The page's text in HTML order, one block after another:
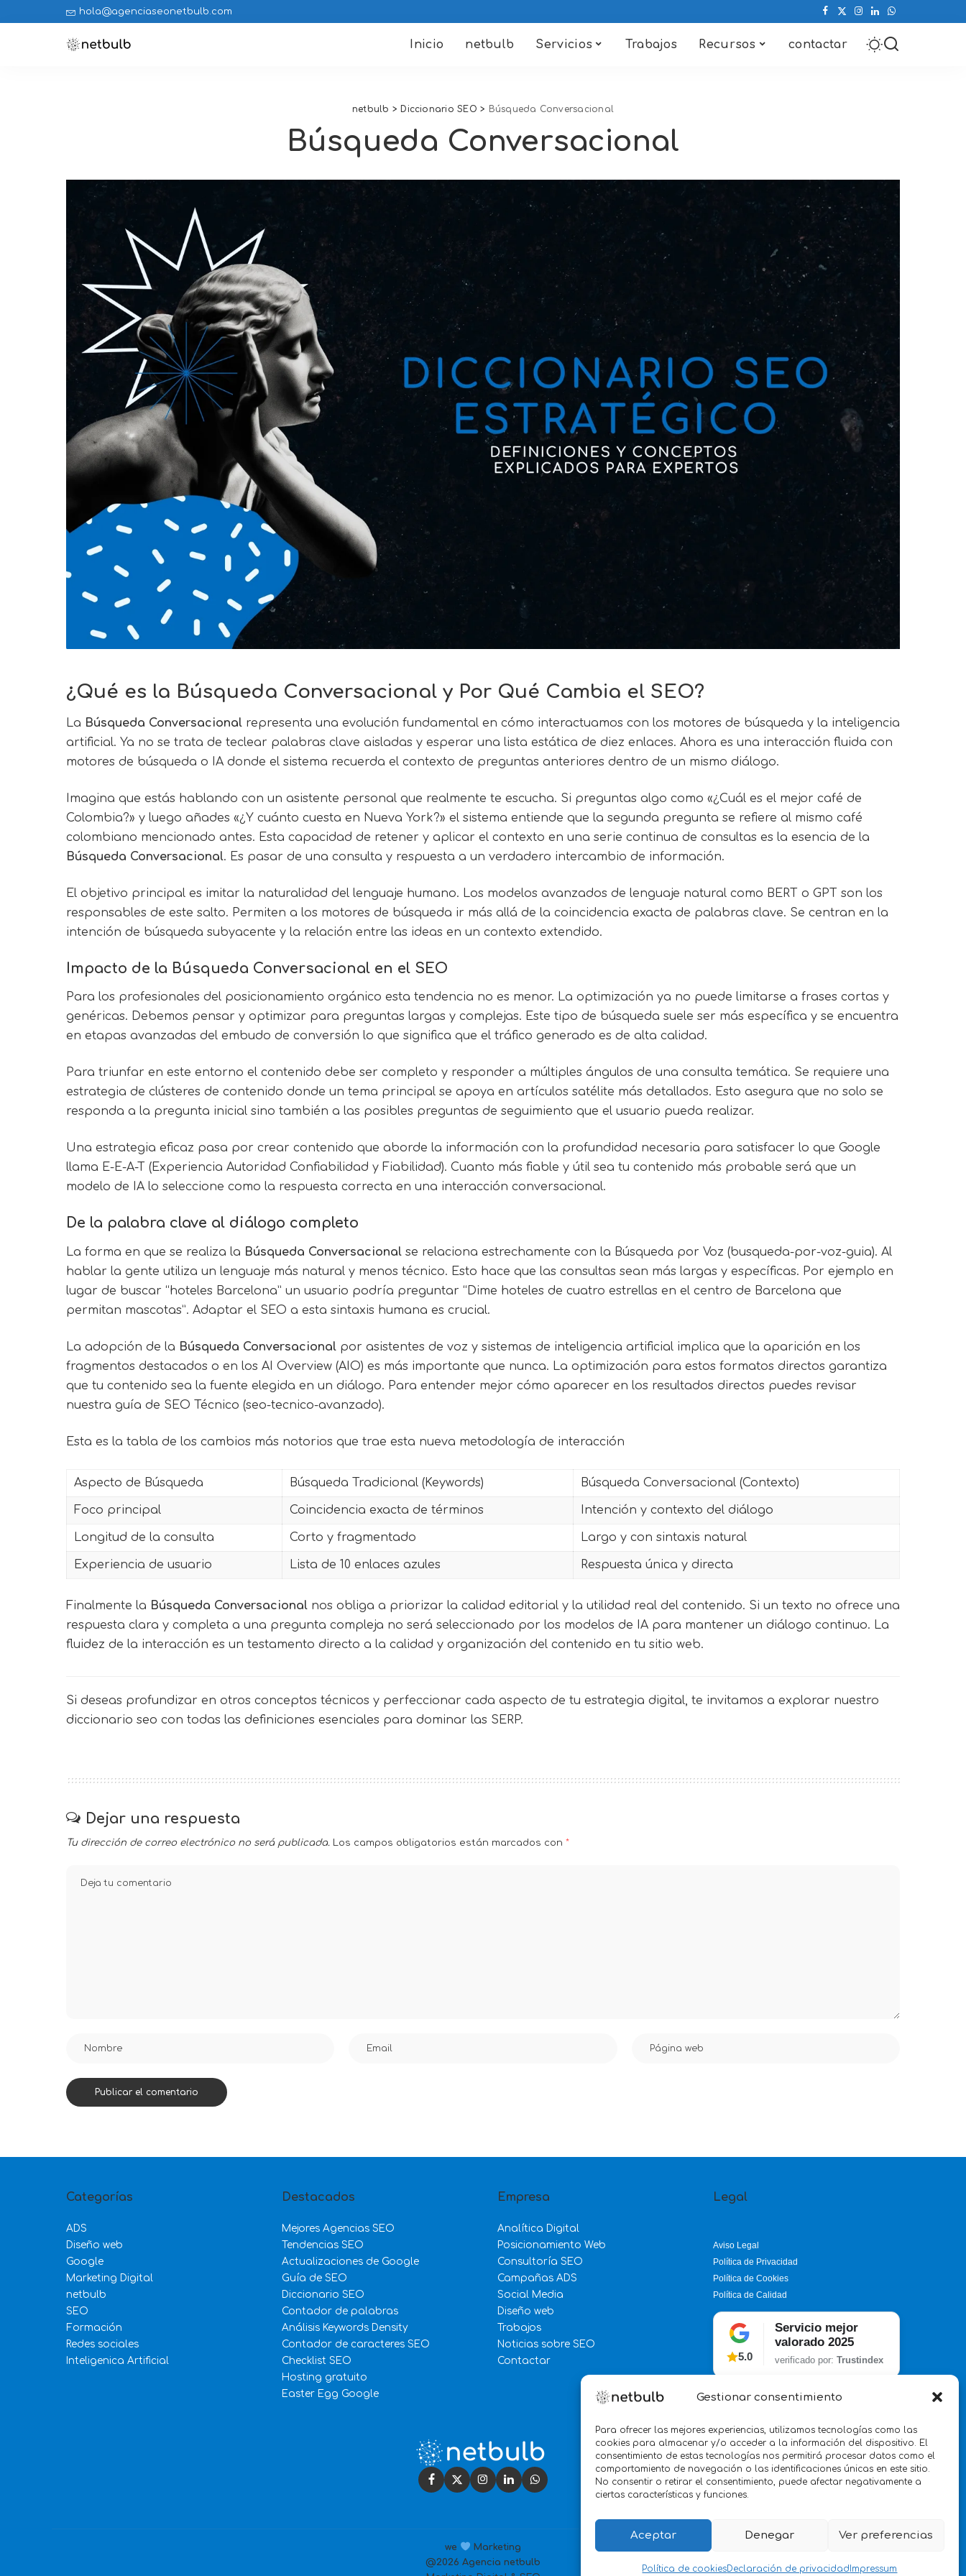
Gestionar consentimiento
Para ofrecer las mejores experiencias, utilizamos tecnologías como las
cookies para almacenar y/o acceder a la información del dispositivo. El
consentimiento de estas tecnologías nos permitirá procesar datos como el
comportamiento de navegación o las identificaciones únicas en este sitio.
No consentir o retirar el consentimiento, puede afectar negativamente a
ciertas características y funciones.
Aceptar Denegar Ver preferencias
Política de cookiesDeclaración de privacidadImpressum
hola@agenciaseonetbulb.com
Inicio netbulb Servicios Trabajos Recursos contactar
netbulb > Diccionario SEO > Búsqueda Conversacional
Búsqueda Conversacional
¿Qué es la Búsqueda Conversacional y Por Qué Cambia el SEO?
La Búsqueda Conversacional representa una evolución fundamental en cómo interactuamos con los motores de búsqueda y la inteligencia
artificial. Ya no se trata de teclear palabras clave aisladas y esperar una lista estática de diez enlaces. Ahora es una interacción fluida con
motores de búsqueda o IA donde el sistema recuerda el contexto de preguntas anteriores dentro de un mismo diálogo.
Imagina que estás hablando con un asistente personal que realmente te escucha. Si preguntas algo como «¿Cuál es el mejor café de
Colombia?» y luego añades «¿Y cuánto cuesta en Nueva York?» el sistema entiende que la segunda pregunta se refiere al mismo café
colombiano mencionado antes. Esta capacidad de retener y aplicar el contexto en una serie continua de consultas es la esencia de la
Búsqueda Conversacional. Es pasar de una consulta y respuesta a un verdadero intercambio de información.
El objetivo principal es imitar la naturalidad del lenguaje humano. Los modelos avanzados de lenguaje natural como BERT o GPT son los
responsables de este salto. Permiten a los motores de búsqueda ir más allá de la coincidencia exacta de palabras clave. Se centran en la
intención de búsqueda subyacente y la relación entre las ideas en un contexto extendido.
Impacto de la Búsqueda Conversacional en el SEO
Para los profesionales del posicionamiento orgánico esta tendencia no es menor. La optimización ya no puede limitarse a frases cortas y
genéricas. Debemos pensar y optimizar para preguntas largas y complejas. Este tipo de búsqueda suele ser más específica y se encuentra
en etapas avanzadas del embudo de conversión lo que significa que el tráfico generado es de alta calidad.
Para triunfar en este entorno el contenido debe ser completo y responder a múltiples ángulos de una consulta temática. Se requiere una
estrategia de clústeres de contenido donde un tema principal se apoya en artículos satélite más detallados. Esto asegura que no solo se
responda a la pregunta inicial sino también a las posibles preguntas de seguimiento que el usuario pueda realizar.
Una estrategia eficaz pasa por crear contenido que aborde la información con la profundidad necesaria para satisfacer lo que Google
llama E-E-A-T (Experiencia Autoridad Confiabilidad y Fiabilidad). Cuanto más fiable y útil sea tu contenido más probable será que un
modelo de IA lo seleccione como la respuesta correcta en una interacción conversacional.
De la palabra clave al diálogo completo
La forma en que se realiza la Búsqueda Conversacional se relaciona estrechamente con la Búsqueda por Voz (busqueda-por-voz-guia). Al
hablar la gente utiliza un lenguaje más natural y menos técnico. Esto hace que las consultas sean más largas y específicas. Por ejemplo en
lugar de buscar “hoteles Barcelona” un usuario podría preguntar “Dime hoteles de cuatro estrellas en el centro de Barcelona que
permitan mascotas”. Adaptar el SEO a esta sintaxis humana es crucial.
La adopción de la Búsqueda Conversacional por asistentes de voz y sistemas de inteligencia artificial implica que la aparición en los
fragmentos destacados o en los AI Overview (AIO) es más importante que nunca. La optimización para estos formatos directos garantiza
que tu contenido sea la fuente elegida en un diálogo. Para entender mejor cómo aparecer en los resultados directos puedes revisar
nuestra guía de SEO Técnico (seo-tecnico-avanzado).
Esta es la tabla de los cambios más notorios que trae esta nueva metodología de interacción
Aspecto de Búsqueda Búsqueda Tradicional (Keywords) Búsqueda Conversacional (Contexto)
Foco principal Coincidencia exacta de términos Intención y contexto del diálogo
Longitud de la consulta Corto y fragmentado Largo y con sintaxis natural
Experiencia de usuario Lista de 10 enlaces azules Respuesta única y directa
Finalmente la Búsqueda Conversacional nos obliga a priorizar la calidad editorial y la utilidad real del contenido. Si un texto no ofrece una
respuesta clara y completa a una pregunta compleja no será seleccionado por los modelos de IA para mantener un diálogo continuo. La
fluidez de la interacción es un testamento directo a la calidad y organización del contenido en tu sitio web.
Si deseas profundizar en otros conceptos técnicos y perfeccionar cada aspecto de tu estrategia digital, te invitamos a explorar nuestro
diccionario seo con todas las definiciones esenciales para dominar las SERP.
Dejar una respuesta
Tu dirección de correo electrónico no será publicada. Los campos obligatorios están marcados con *
Categorías
ADS
Diseño web
Google
Marketing Digital
netbulb
SEO
Formación
Redes sociales
Inteligenica Artificial
Destacados
Mejores Agencias SEO
Tendencias SEO
Actualizaciones de Google
Guía de SEO
Diccionario SEO
Contador de palabras
Análisis Keywords Density
Contador de caracteres SEO
Checklist SEO
Hosting gratuito
Easter Egg Google
Empresa
Analítica Digital
Posicionamiento Web
Consultoría SEO
Campañas ADS
Social Media
Diseño web
Trabajos
Noticias sobre SEO
Contactar
Legal
Aviso Legal
Política de Privacidad
Política de Cookies
Política de Calidad
5.0
Servicio mejor
valorado 2025
verificado por: Trustindex
we
Marketing
@2026 Agencia netbulb